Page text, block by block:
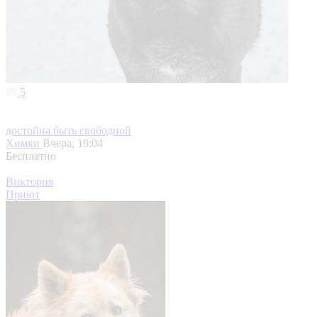
5
достойна быть свободной
Химки Вчера, 19:04
Бесплатно
Виктория
Приют